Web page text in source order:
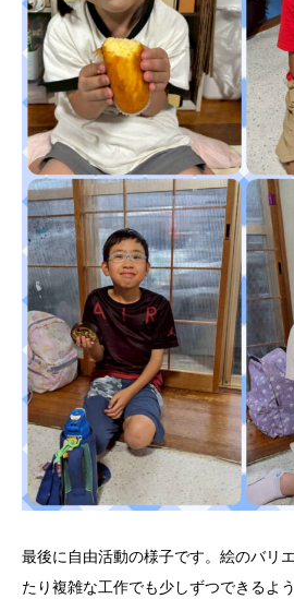
最後に自由活動の様子です。絵のバリ
たり複雑な工作でも少しずつできるよ